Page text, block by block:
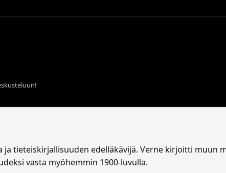
ja tieteiskirjallisuuden edelläkävijä. Verne kirjoitti muun
vasta myöhemmin 1900-luvulla.